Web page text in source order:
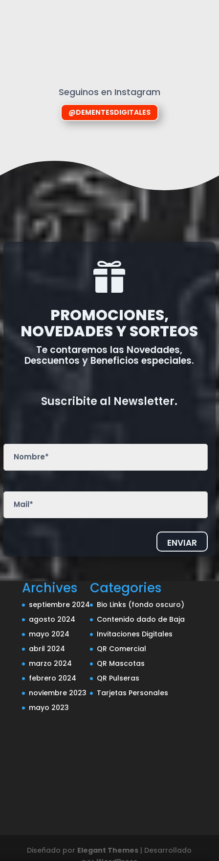
Seguinos en Instagram
@DEMENTESDIGITALES

PROMOCIONES,
NOVEDADES Y SORTEOS
Te contaremos las Novedades,
Descuentos y Beneficios especiales.
Suscribite al Newsletter.
ENVIAR
Archives
septiembre 2024
agosto 2024
mayo 2024
abril 2024
marzo 2024
febrero 2024
noviembre 2023
mayo 2023
Categories
Bio Links (fondo oscuro)
Contenido dado de Baja
Invitaciones Digitales
QR Comercial
QR Mascotas
QR Pulseras
Tarjetas Personales
Diseñado por Elegant Themes | Desarrollado